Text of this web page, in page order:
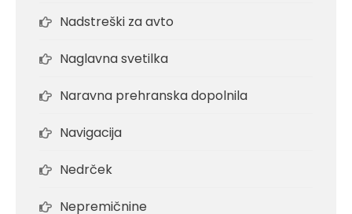
Nadstreški za avto
Naglavna svetilka
Naravna prehranska dopolnila
Navigacija
Nedrček
Nepremičnine